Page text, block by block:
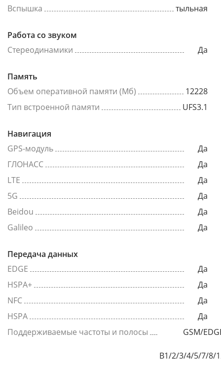
Вспышка
тыльная
Работа со звуком
Стереодинамики
Да
Память
Объем оперативной памяти (Мб)
12228
Тип встроенной памяти
UFS3.1
Навигация
GPS-модуль
Да
ГЛОНАСС
Да
LTE
Да
5G
Да
Beidou
Да
Galileo
Да
Передача данных
EDGE
Да
HSPA+
Да
NFC
Да
HSPA
Да
Поддерживаемые частоты и полосы
GSM/
B1/2/3/4/5/7/8/